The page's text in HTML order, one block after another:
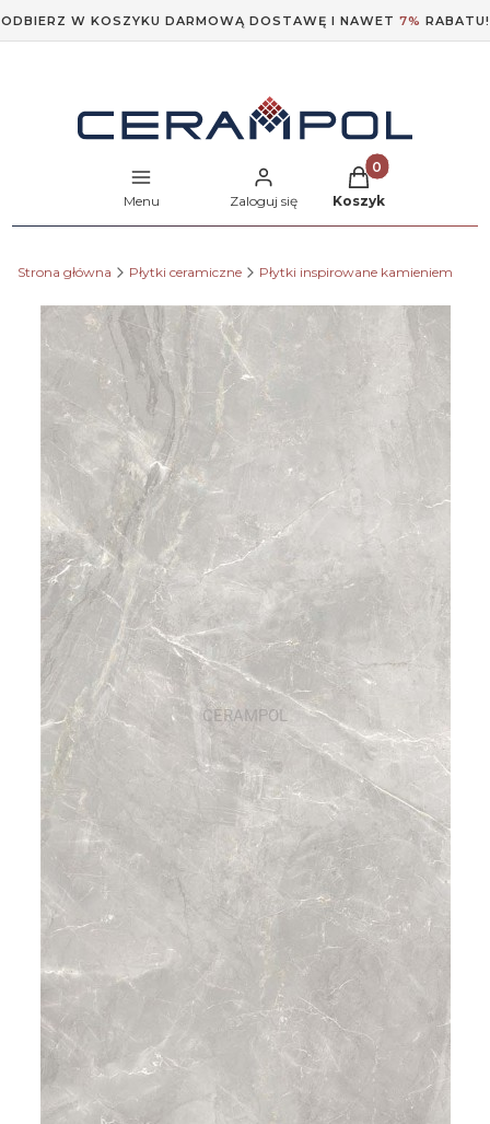
ODBIERZ W KOSZYKU DARMOWĄ DOSTAWĘ I NAWET 7% RABATU!
Menu Zaloguj się
Produkty w
Koszyk
Strona główna Płytki ceramiczne Płytki inspirowane kamieniem